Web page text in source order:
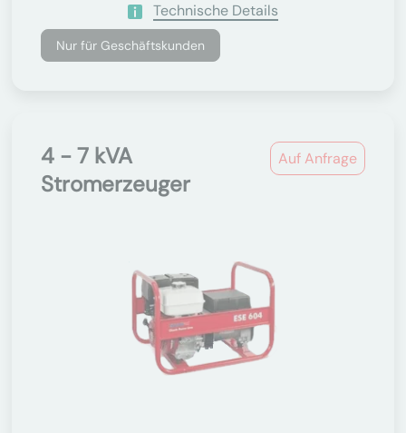
Technische Details
Nur für Geschäftskunden
Auf Anfrage
4 - 7 kVA
Stromerzeuger